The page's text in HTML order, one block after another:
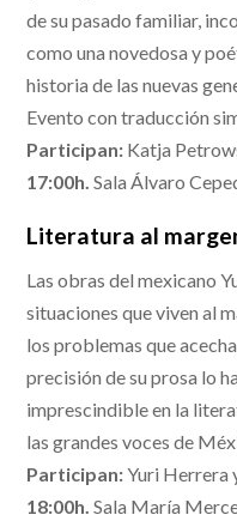
de su pasado familiar,
como una novedosa y
historia de las nuevas
Evento con traducción
Participan: Katja
17:00h.Sala Álvaro
Literatura al
Las obras del mexicano
situaciones que viven al
los problemas que
precisión de su prosa lo
imprescindible en la
las grandes voces de
Participan:Yuri Herrera
18:00h.Sala María